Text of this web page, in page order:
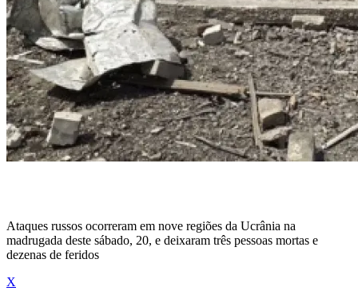
Ataques russos ocorreram em nove regiões da Ucrânia na
madrugada deste sábado, 20, e deixaram três pessoas mortas e
dezenas de feridos
X